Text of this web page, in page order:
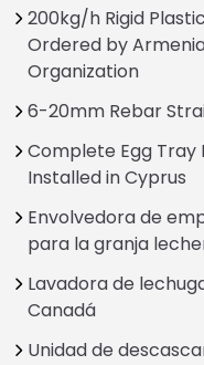
200kg/h Rigid
Ordered by
Organization
6-20mm Rebar
Complete Egg Tray
Installed in Cyprus
Envolvedora de
para la granja
Lavadora de
Canadá
Unidad de